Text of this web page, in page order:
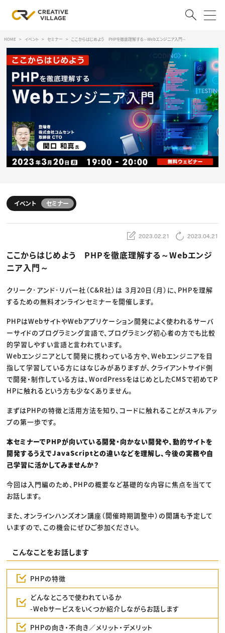
ACCOUNT
ログイン 会員登録
RECRUIT
クリエイター求人を探す
CREATIVE JOB求人検索
特集求人
採用説明会
転職支援サービス
CONTENTS
スキルアップしたい！ トップ
デザイン
動画配信・映像制作
ディレクション
業界解説・キャリア事情
お役立ち基礎知識
TOP Creator’s コラム
ゲームクリエイター
映像クリエイター
マーケッター
C＆R Magazine
ニュース・トレンド
Web
映像
ゲーム・エンタメ
出版
CREATIVE VILLAGEからのお知らせ
プロフェッショナル×つながる×メディア
HOME イベント セミナー ここからはじめよう PHPを徹底理解する～Webエンジニア入門～
イベント セミナー
2023.02.21 2023.04.21
ここからはじめよう PHPを徹底理解する～Webエンジ
ニア入門～
クリーク･アンド･リバー社（C&R社）は ３月20日（月）に、PHPを理解
するための無料オンラインセミナーを開催します。
PHPはWebサイトやWebアプリケーション開発によく使われるサーバ
ーサイドのプログラミング言語で、プログラミング初心者の方でも比較
的学習しやすい言語と言われています。
Webエンジニアとして開発に携わっている方や、Webエンジニアを目
指して学習している方にはなじみがありますが、クライアントサイド側
で開発・制作している方は、WordPressをはじめとしたCMSで初めてP
HPに触れるという方も少なくありません。
まずはPHPの特徴と活用方法を知り、コードに触れることがスキルアッ
プの第一歩です。
本セミナーでPHPが向いている開発・向かない開発や、動的サイトを
開発するうえでJavaScriptとの違いなどを理解し、今後の実務や自
己学習に活かしてみませんか？
今回は入門編のため、PHPの概要など基礎的な内容に焦点を当てて
お話します。
また、オンラインハンズオン講座（開催時期調整中）の開講も予定して
いますので、この機会にぜひご参加ください。
こんなことをお話します
PHPの特徴
どんなところで使われているか
-Webサービスをいくつか紹介しながらお話します
PHPの向き・不向き／メリット・デメリット